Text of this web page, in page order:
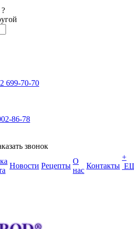
699-70-70
86-78
звонок
Новости Рецепты
О
нас
Контакты
+